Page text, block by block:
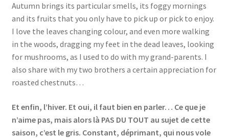
Autumn brings its particular smells, its foggy mornings
and its fruits that you only have to pick up or pick to enjoy.
I love the leaves changing colour, and even more walking
in the woods, dragging my feet in the dead leaves, looking
for mushrooms, as I used to do with my grand-parents. I
also share with my two brothers a certain appreciation for
roasted chestnuts…
Et enfin, l’hiver. Et oui, il faut bien en parler… Ce que je
n’aime pas, mais alors là PAS DU TOUT au sujet de cette
saison, c’est le gris. Constant, déprimant, qui nous vole